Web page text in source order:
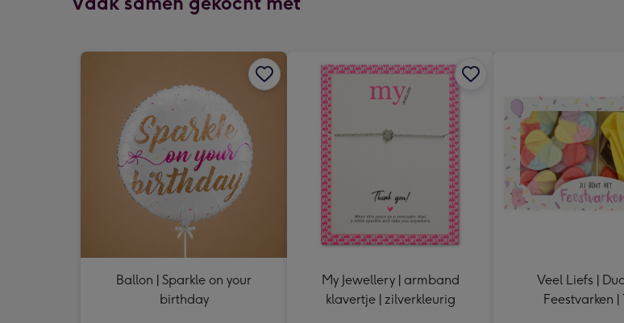
Ballon | Sparkle on your
birthday
My Jewellery | armband
klavertje | zilverkleurig
Veel Liefs |
Feestvarken |